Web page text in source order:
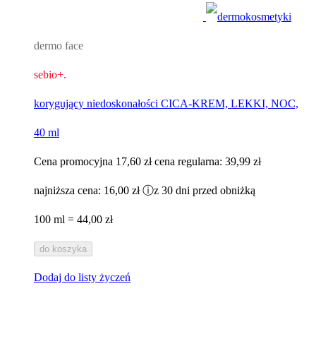
dermo face
sebio+.
korygujący niedoskonałości CICA-KREM, LEKKI, NOC,
40 ml
Cena promocyjna 17,60 zł cena regularna: 39,99 zł
najniższa cena: 16,00 zł ⓘz 30 dni przed obniżką
100 ml = 44,00 zł
do koszyka
Dodaj do listy życzeń